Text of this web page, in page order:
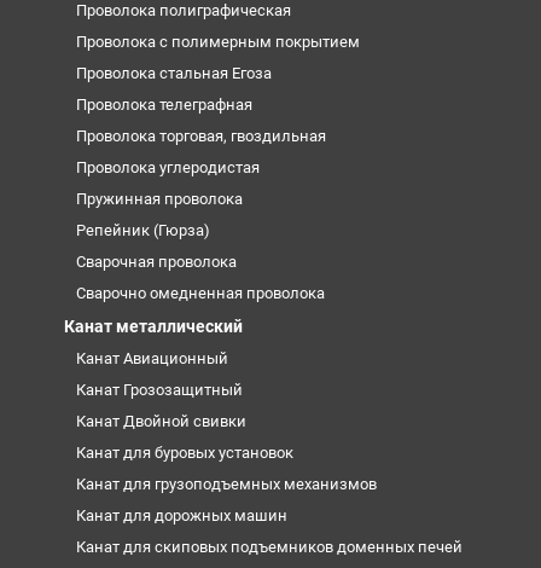
Проволока полиграфическая
Проволока с полимерным покрытием
Проволока стальная Егоза
Проволока телеграфная
Проволока торговая, гвоздильная
Проволока углеродистая
Пружинная проволока
Репейник (Гюрза)
Сварочная проволока
Сварочно омедненная проволока
Канат металлический
Канат Авиационный
Канат Грозозащитный
Канат Двойной свивки
Канат для буровых установок
Канат для грузоподъемных механизмов
Канат для дорожных машин
Канат для скиповых подъемников доменных печей